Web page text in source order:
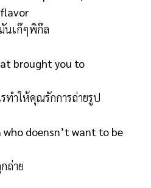
นเก๊ๆพิก๊ล
brought you to
ทำให้คุณรักการถ่ายรูป
who doensn’t want to be
ถ่าย